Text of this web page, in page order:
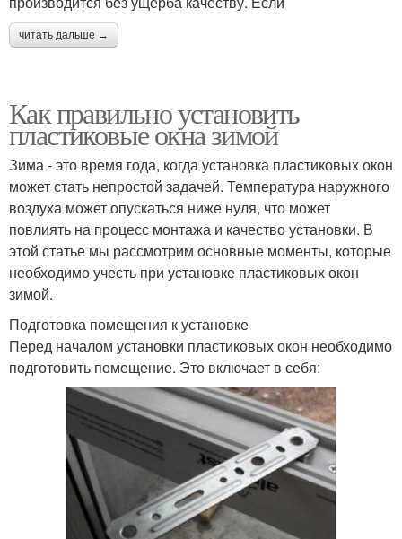
читать дальше →
Как правильно установить
пластиковые окна зимой
Зима - это время года, когда установка пластиковых окон
может стать непростой задачей. Температура наружного
воздуха может опускаться ниже нуля, что может
повлиять на процесс монтажа и качество установки. В
этой статье мы рассмотрим основные моменты, которые
необходимо учесть при установке пластиковых окон
зимой.
Подготовка помещения к установке
Перед началом установки пластиковых окон необходимо
подготовить помещение. Это включает в себя: